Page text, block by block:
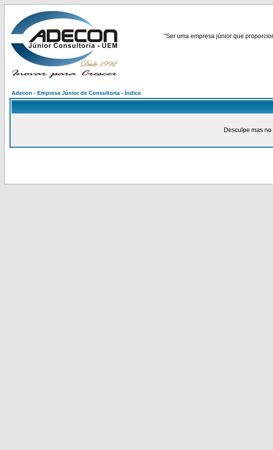
"Ser uma empresa júnior que
Adecon - Empresa Júnior de Consultoria - Índice
Desculpe mas